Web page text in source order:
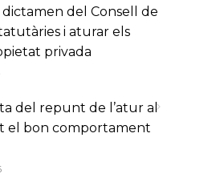
del Consell de
i aturar els
privada
del repunt de l’atur al
el bon comportament